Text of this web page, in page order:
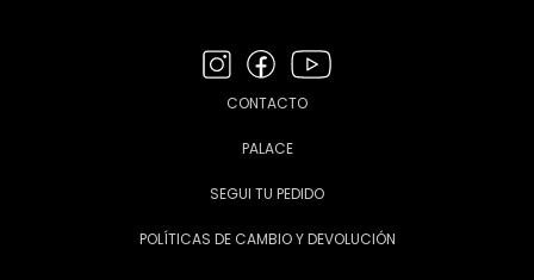
CONTACTO
PALACE
SEGUI TU PEDIDO
POLÍTICAS DE CAMBIO Y DEVOLUCIÓN